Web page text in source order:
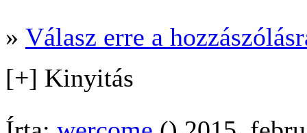
» Válasz erre a
[+] Kinyitás